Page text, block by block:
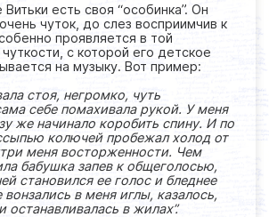
есть своя “особинка”. Он
чуток, до слез восприимчив к
проявляется в той
с которой его детское
на музыку. Вот пример:
стоя, негромко, чуть
себе помахивала рукой. У меня
же начинало коробить спину. И по
колючей пробежал холод от
меня восторженности. Чем
бабушка запев к общеголосью,
становился ее голос и бледнее
в меня иглы, казалось,
останавливалась в жилах”.